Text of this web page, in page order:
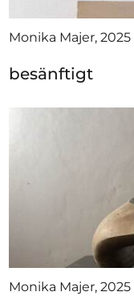
Monika Majer, 2025
besänftigt
Monika Majer, 2025